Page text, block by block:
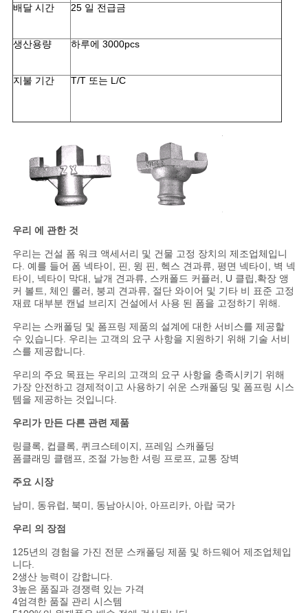
정
책
배달 시간 25 일 전급금
생산용량 하루에 3000pcs
지불 기간 T/T 또는 L/C
우리 에 관한 것
우리는 건설 폼 워크 액세서리 및 건물 고정 장치의 제조업체입니
다. 예를 들어 폼 넥타이, 핀, 윙 핀, 헥스 견과류, 평면 넥타이, 벽 넥
타이, 넥타이 막대, 날개 견과류, 스캐폴드 커플러, U 클립,확장 앵
커 볼트, 체인 롤러, 붕괴 견과류, 절단 와이어 및 기타 비 표준 고정
재료 대부분 캔널 브리지 건설에서 사용 된 폼을 고정하기 위해.
우리는 스캐폴딩 및 폼프링 제품의 설계에 대한 서비스를 제공할
수 있습니다. 우리는 고객의 요구 사항을 지원하기 위해 기술 서비
스를 제공합니다.
우리의 주요 목표는 우리의 고객의 요구 사항을 충족시키기 위해
가장 안전하고 경제적이고 사용하기 쉬운 스캐폴딩 및 폼프링 시스
템을 제공하는 것입니다.
우리가 만든 다른 관련 제품
링클록, 컵클록, 퀴크스테이지, 프레임 스캐폴딩
폼클래밍 클램프, 조절 가능한 셔링 프로프, 교통 장벽
주요 시장
남미, 동유럽, 북미, 동남아시아, 아프리카, 아랍 국가
우리 의 장점
125년의 경험을 가진 전문 스캐폴딩 제품 및 하드웨어 제조업체입
니다.
2생산 능력이 강합니다.
3높은 품질과 경쟁력 있는 가격
4엄격한 품질 관리 시스템